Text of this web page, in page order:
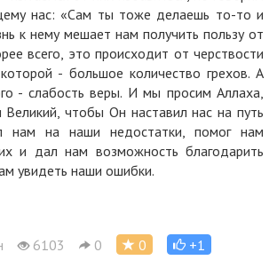
нас: «Сам ты тоже делаешь то-то и
к нему мешает нам получить пользу от
всего, это происходит от черствости
- большое количество грехов. А
- слабость веры. И мы просим Аллаха,
чтобы Он наставил нас на путь
нам на наши недостатки, помог нам
и дал нам возможность благодарить
увидеть наши ошибки.
6103 0 0 +1